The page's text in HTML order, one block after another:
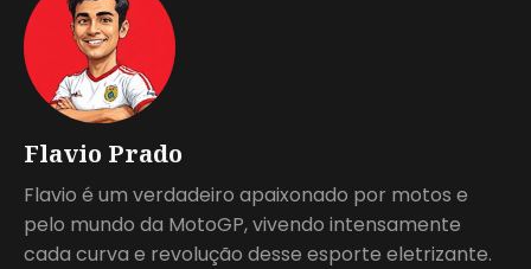
Flavio Prado
Flavio é um verdadeiro apaixonado por motos e
pelo mundo da MotoGP, vivendo intensamente
cada curva e revolução desse esporte eletrizante.